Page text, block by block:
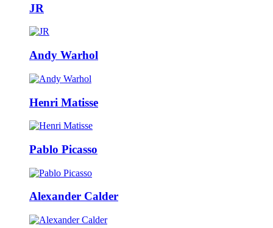
JR
Andy Warhol
Henri Matisse
Pablo Picasso
Alexander Calder